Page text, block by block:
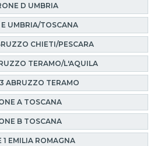
D UMBRIA
UMBRIA/TOSCANA
CHIETI/PESCARA
TERAMO/L'AQUILA
ABRUZZO TERAMO
A TOSCANA
B TOSCANA
1 EMILIA ROMAGNA